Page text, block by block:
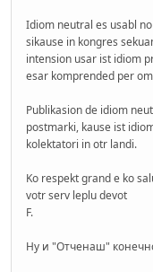
Idiom neutral es usabl
sikause in kongres
intension usar ist idiom
esar komprended per
Publikasion de idiom
postmarki, kause ist
kolektatori in otr landi.
Ko respekt grand e ko
votr serv leplu devot
F.
Ну и "Отченаш"